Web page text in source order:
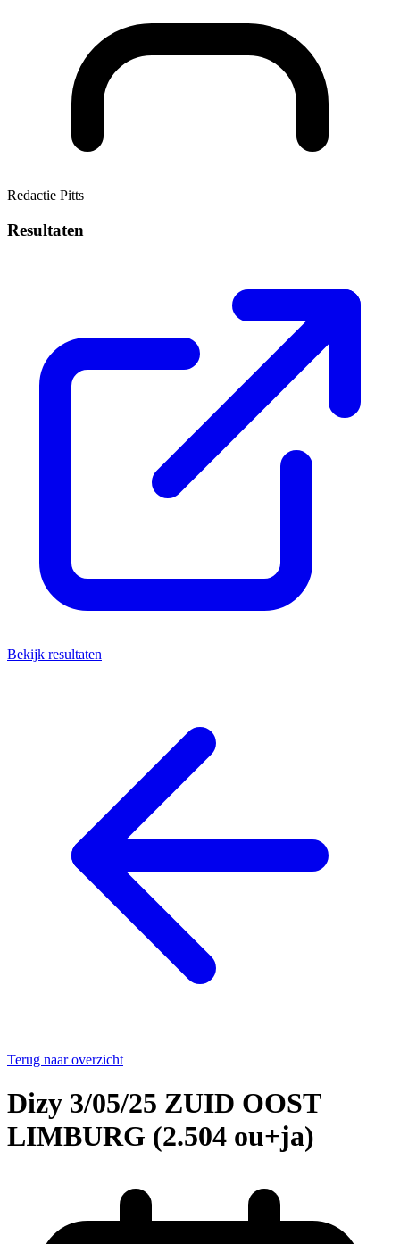
Redactie Pitts
Resultaten
Bekijk resultaten
Terug naar overzicht
Dizy 3/05/25 ZUID OOST
LIMBURG (2.504 ou+ja)